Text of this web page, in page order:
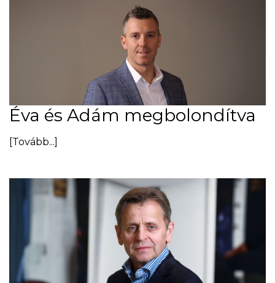
Éva és Adám megbolondítva
[Tovább...]